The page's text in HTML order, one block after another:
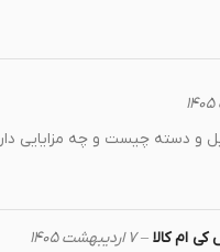
چیست و چه مزایایی دارند؟
کالا– ۷ اردیبهشت ۱۴۰۵